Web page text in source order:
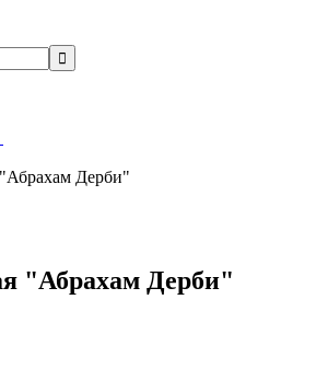
"Абрахам Дерби"
"Абрахам Дерби"